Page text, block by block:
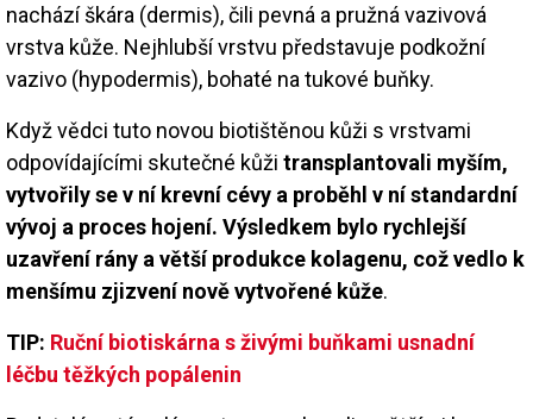
nachází škára (dermis), čili pevná a pružná vazivová
vrstva kůže. Nejhlubší vrstvu představuje podkožní
vazivo (hypodermis), bohaté na tukové buňky.
Když vědci tuto novou biotištěnou kůži s vrstvami
odpovídajícími skutečné kůži transplantovali myším,
vytvořily se v ní krevní cévy a proběhl v ní standardní
vývoj a proces hojení. Výsledkem bylo rychlejší
uzavření rány a větší produkce kolagenu, což vedlo k
menšímu zjizvení nově vytvořené kůže.
TIP: Ruční biotiskárna s živými buňkami usnadní
léčbu těžkých popálenin